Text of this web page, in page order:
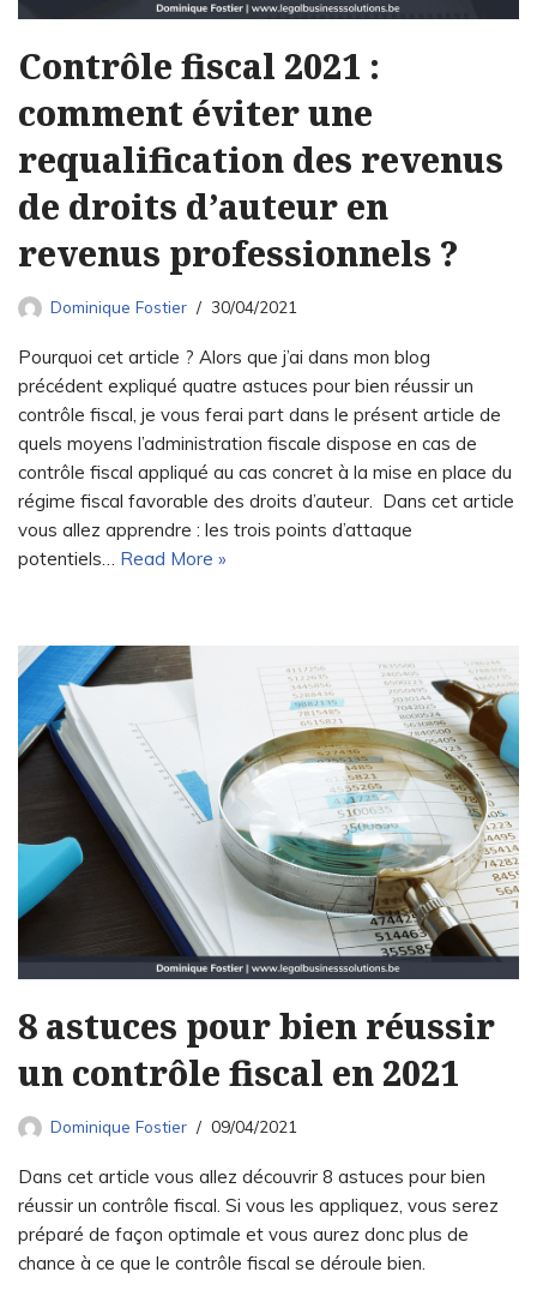
Contrôle fiscal 2021 :
comment éviter une
requalification des revenus
de droits d’auteur en
revenus professionnels ?
Dominique Fostier 30/04/2021
Pourquoi cet article ? Alors que j’ai dans mon blog
précédent expliqué quatre astuces pour bien réussir un
contrôle fiscal, je vous ferai part dans le présent article de
quels moyens l’administration fiscale dispose en cas de
contrôle fiscal appliqué au cas concret à la mise en place du
régime fiscal favorable des droits d’auteur. Dans cet article
vous allez apprendre : les trois points d’attaque
potentiels… Read More »
8 astuces pour bien réussir
un contrôle fiscal en 2021
Dominique Fostier 09/04/2021
Dans cet article vous allez découvrir 8 astuces pour bien
réussir un contrôle fiscal. Si vous les appliquez, vous serez
préparé de façon optimale et vous aurez donc plus de
chance à ce que le contrôle fiscal se déroule bien.